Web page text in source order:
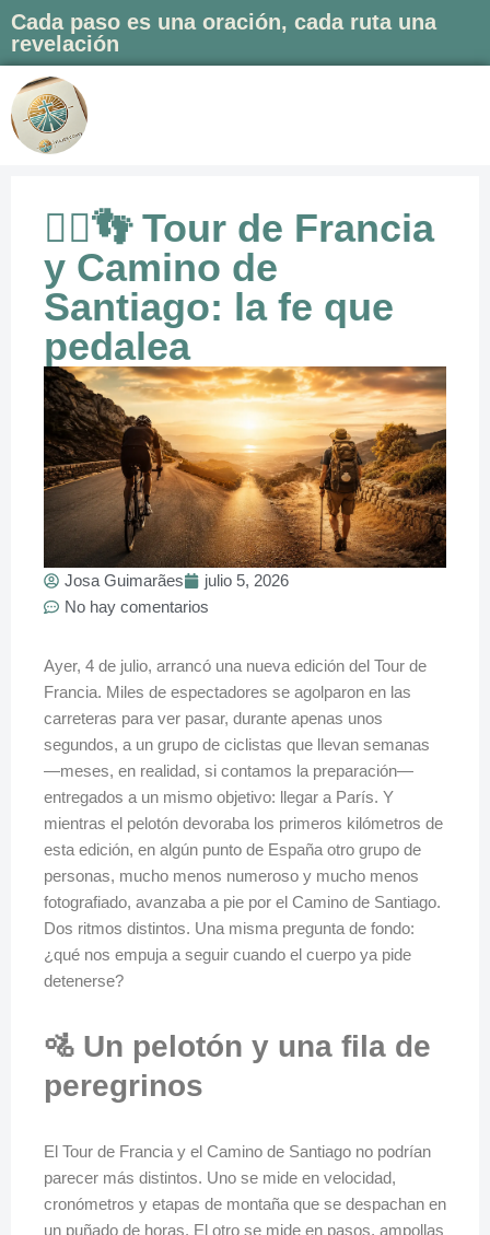
al
contenido
Cada paso es una oración, cada ruta una
revelación
🚴‍♂️👣 Tour de Francia
y Camino de
Santiago: la fe que
pedalea
Josa Guimarães
julio 5, 2026
No hay comentarios
Ayer, 4 de julio, arrancó una nueva edición del Tour de
Francia. Miles de espectadores se agolparon en las
carreteras para ver pasar, durante apenas unos
segundos, a un grupo de ciclistas que llevan semanas
—meses, en realidad, si contamos la preparación—
entregados a un mismo objetivo: llegar a París. Y
mientras el pelotón devoraba los primeros kilómetros de
esta edición, en algún punto de España otro grupo de
personas, mucho menos numeroso y mucho menos
fotografiado, avanzaba a pie por el Camino de Santiago.
Dos ritmos distintos. Una misma pregunta de fondo:
¿qué nos empuja a seguir cuando el cuerpo ya pide
detenerse?
🚵 Un pelotón y una fila de
peregrinos
El Tour de Francia y el Camino de Santiago no podrían
parecer más distintos. Uno se mide en velocidad,
cronómetros y etapas de montaña que se despachan en
un puñado de horas. El otro se mide en pasos, ampollas